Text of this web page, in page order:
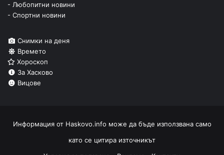
- Любопитни новини
- Спортни новини
Снимки на деня
Времето
Хороскоп
За Хасково
Вицове
Информация от Haskovo.info може да бъде използвана само
като се цитира източникът